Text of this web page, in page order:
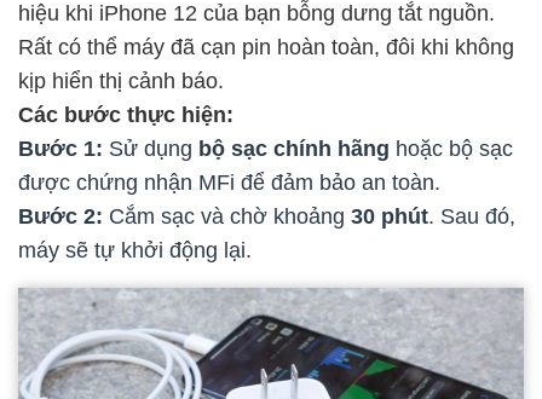
hiệu khi iPhone 12 của bạn bỗng dưng tắt nguồn.
Rất có thể máy đã cạn pin hoàn toàn, đôi khi không
kịp hiển thị cảnh báo.
Các bước thực hiện:
Bước 1: Sử dụng bộ sạc chính hãng hoặc bộ sạc
được chứng nhận MFi để đảm bảo an toàn.
Bước 2: Cắm sạc và chờ khoảng 30 phút. Sau đó,
máy sẽ tự khởi động lại.